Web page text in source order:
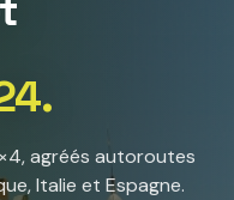
agréés autoroutes
Italie et Espagne.